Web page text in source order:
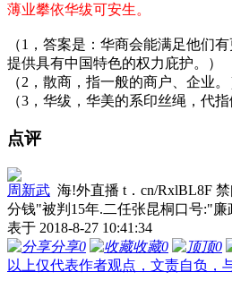
薄业攀依华绂可安生。
（1，答案是：华商会能满足他们
提供具有中国特色的权力庇护。）
（2，散商，指一般的商户、企业。
（3，华绂，华美的系印丝绳，代
点评
周新武 海!外直播 t．cn/RxlBL8F
分钱"被判15年.二任张昆桐口号:"
表于 2018-8-27 10:41:34
分享0 收藏0 顶0
以上仅代表作者观点，文责自负，